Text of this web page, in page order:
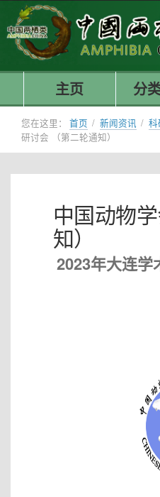
主页 分
您在这里： 首页 / 新闻资讯 / 科
研讨会 （第二轮通知）
中国动物
知）
2023年大连学